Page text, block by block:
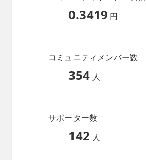
0.3419 円
コミュニティメンバー数
354 人
サポーター数
142 人